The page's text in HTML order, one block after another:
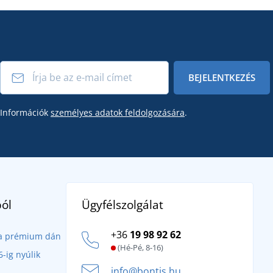
BEJELENTKEZÉS
Információk személyes adatok feldolgozására.
prémium dán
ig nyúlik
Ügyfélszolgálat
+36 19 98 92 62
(Hé-Pé, 8-16)